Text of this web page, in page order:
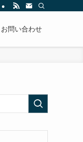
お問い合わせ